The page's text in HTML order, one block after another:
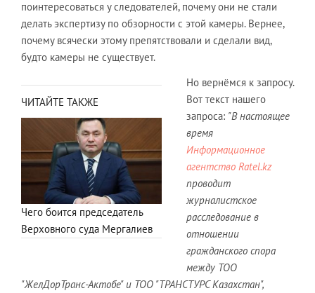
поинтересоваться у следователей, почему они не стали
делать экспертизу по обзорности с этой камеры. Вернее,
почему всячески этому препятствовали и сделали вид,
будто камеры не существует.
ЧИТАЙТЕ ТАКЖЕ
Чего боится председатель
Верховного суда Мергалиев
Но вернёмся к запросу.
Вот текст нашего
запроса: "В настоящее
время
Информационное
агентство Ratel.kz
проводит
журналистское
расследование в
отношении
гражданского спора
между ТОО
"ЖелДорТранс-Актобе" и ТОО "ТРАНСТУРС Казахстан",